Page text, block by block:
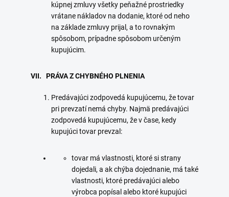
kúpnej zmluvy všetky peňažné prostriedky
vrátane nákladov na dodanie, ktoré od neho
na základe zmluvy prijal, a to rovnakým
spôsobom, prípadne spôsobom určeným
kupujúcim.
VII. PRÁVA Z CHYBNÉHO PLNENIA
Predávajúci zodpovedá kupujúcemu, že tovar
pri prevzatí nemá chyby. Najmä predávajúci
zodpovedá kupujúcemu, že v čase, kedy
kupujúci tovar prevzal:
tovar má vlastnosti, ktoré si strany
dojedali, a ak chýba dojednanie, má také
vlastnosti, ktoré predávajúci alebo
výrobca popísal alebo ktoré kupujúci